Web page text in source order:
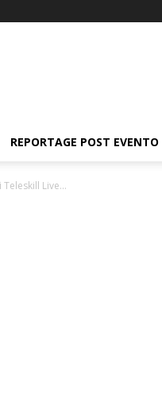
REPORTAGE POST EVENTO
Live...